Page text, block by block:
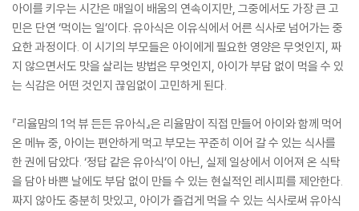
아이를 키우는 시간은 매일이 배움의 연속이지만, 그중에서도 가장 큰 고
민은 단연 ‘먹이는 일’이다. 유아식은 이유식에서 어른 식사로 넘어가는 중
요한 과정이다. 이 시기의 부모들은 아이에게 필요한 영양은 무엇인지, 짜
지 않으면서도 맛을 살리는 방법은 무엇인지, 아이가 부담 없이 먹을 수 있
는 식감은 어떤 것인지 끊임없이 고민하게 된다.
『리율맘의 1억 뷰 든든 유아식』은 리율맘이 직접 만들어 아이와 함께 먹어
온 메뉴 중, 아이는 편안하게 먹고 부모는 꾸준히 이어 갈 수 있는 식사를
한 권에 담았다. ‘정답 같은 유아식’이 아닌, 실제 일상에서 이어져 온 식탁
을 담아 바쁜 날에도 부담 없이 만들 수 있는 현실적인 레시피를 제안한다.
짜지 않아도 충분히 맛있고, 아이가 즐겁게 먹을 수 있는 식사로써 유아식